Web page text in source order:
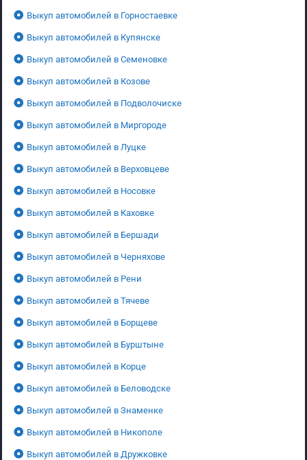
Выкуп автомобилей в Горностаевке
Выкуп автомобилей в Купянске
Выкуп автомобилей в Семеновке
Выкуп автомобилей в Козове
Выкуп автомобилей в Подволочиске
Выкуп автомобилей в Миргороде
Выкуп автомобилей в Луцке
Выкуп автомобилей в Верховцеве
Выкуп автомобилей в Носовке
Выкуп автомобилей в Каховке
Выкуп автомобилей в Бершади
Выкуп автомобилей в Черняхове
Выкуп автомобилей в Рени
Выкуп автомобилей в Тячеве
Выкуп автомобилей в Борщеве
Выкуп автомобилей в Бурштыне
Выкуп автомобилей в Корце
Выкуп автомобилей в Беловодске
Выкуп автомобилей в Знаменке
Выкуп автомобилей в Никополе
Выкуп автомобилей в Дружковке